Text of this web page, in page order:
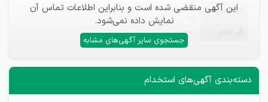
این آگهی منقضی شده است و بنابراین اطلاعات تماس آن
نمایش داده نمی‌شود.
جستجوی سایر آگهی‌های مشابه
ایمیل —
—
دسته‌بندی آگهی‌های استخدام